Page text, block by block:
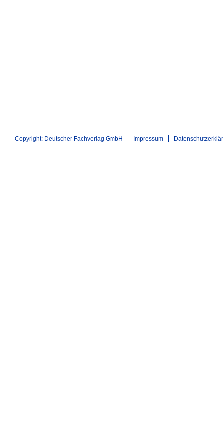
Copyright: Deutscher Fachverlag GmbH Impressum